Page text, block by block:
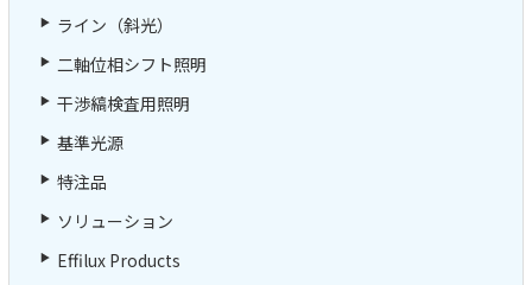
ライン（斜光）
二軸位相シフト照明
干渉縞検査用照明
基準光源
特注品
ソリューション
Effilux Products